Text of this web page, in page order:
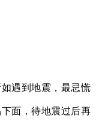
遇到地震，最忌慌
面，待地震过后再